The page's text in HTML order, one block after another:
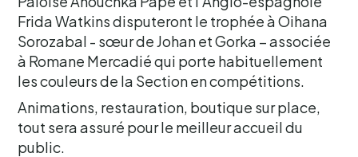
Frida Watkins disputeront le trophée à Oihana
Sorozabal - sœur de Johan et Gorka – associée
à Romane Mercadié qui porte habituellement
les couleurs de la Section en compétitions.
Animations, restauration, boutique sur place,
tout sera assuré pour le meilleur accueil du
public.